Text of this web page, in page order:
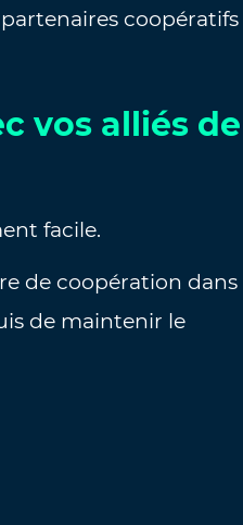
coopératifs
vos alliés de
facile.
de coopération dans
de maintenir le